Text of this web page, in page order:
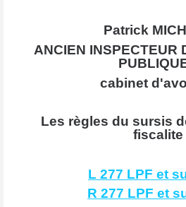
Patrick
ANCIEN INSPECTEUR
cabinet
Les règles du sursis
fiscalite
L 277 LPF et
R 277 LPF et